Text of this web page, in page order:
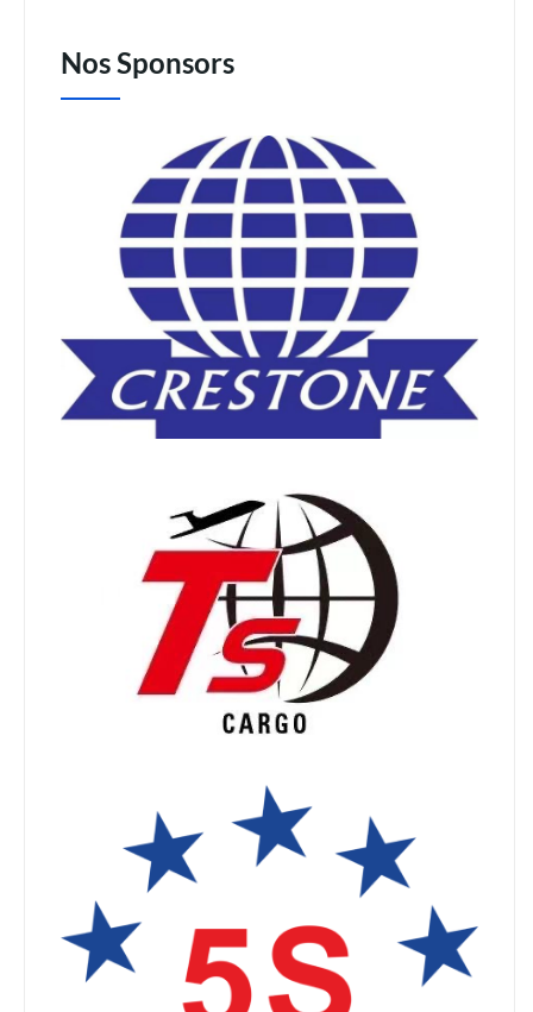
Nos Sponsors